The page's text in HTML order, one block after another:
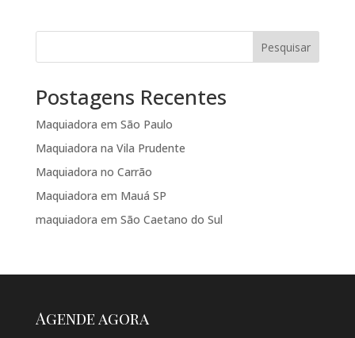
Pesquisar
Postagens Recentes
Maquiadora em São Paulo
Maquiadora na Vila Prudente
Maquiadora no Carrão
Maquiadora em Mauá SP
maquiadora em São Caetano do Sul
Agende agora